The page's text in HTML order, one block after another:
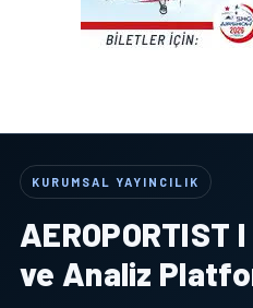
KURUMSAL YAYINCILIK
AEROPORTIST
ve Analiz